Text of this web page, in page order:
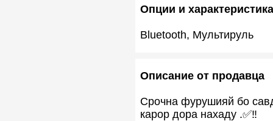
Опции и характеристика
Bluetooth, Мультируль
Описание от продавца
Срочна фурушияй бо
карор дора нахаду .✅️‼️